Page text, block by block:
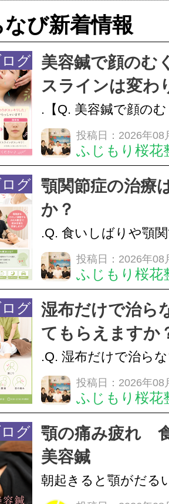
なび新着情報
グ
美容鍼で顔のむ
スラインは変わ
.【Q. 美容鍼で顔の
ラインは変わります
変化を感じる方も多
で顔まわりの筋肉や
ことで、血流を促し
のこわばりにアプロ
投稿日：2026年08
ふじもり桜花
グ
顎関節症の治療
か？
.Q. 食いしばりや顎
らえますか？A. はい
す。食いしばりや歯
けでなく首や肩の筋
担をかけ、顎関節症
つながることがあり
投稿日：2026年08
ふじもり桜花
グ
湿布だけで治ら
てもらえますか
.Q. 湿布だけで治ら
らえますか？A. はい
湿布は痛みを和らげ
すが、原因そのもの
いこともあります。
原因を確認し、お一
投稿日：2026年08
ふじもり桜花
グ
顎の痛み疲れ
美容鍼
朝起きると顎がだる